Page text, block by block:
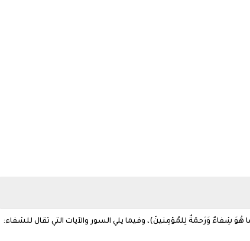
هُوَ شِفاءٌ وَرَحمَةٌ لِلمُؤمِنينَ)، وفيما يلي السور والآيات التي تقال للشفاء: